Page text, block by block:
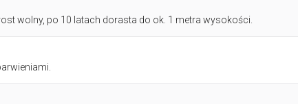
wolny, po 10 latach dorasta do ok. 1 metra wysokości.